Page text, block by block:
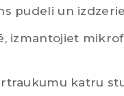
pudeli un
izmantojiet
katru